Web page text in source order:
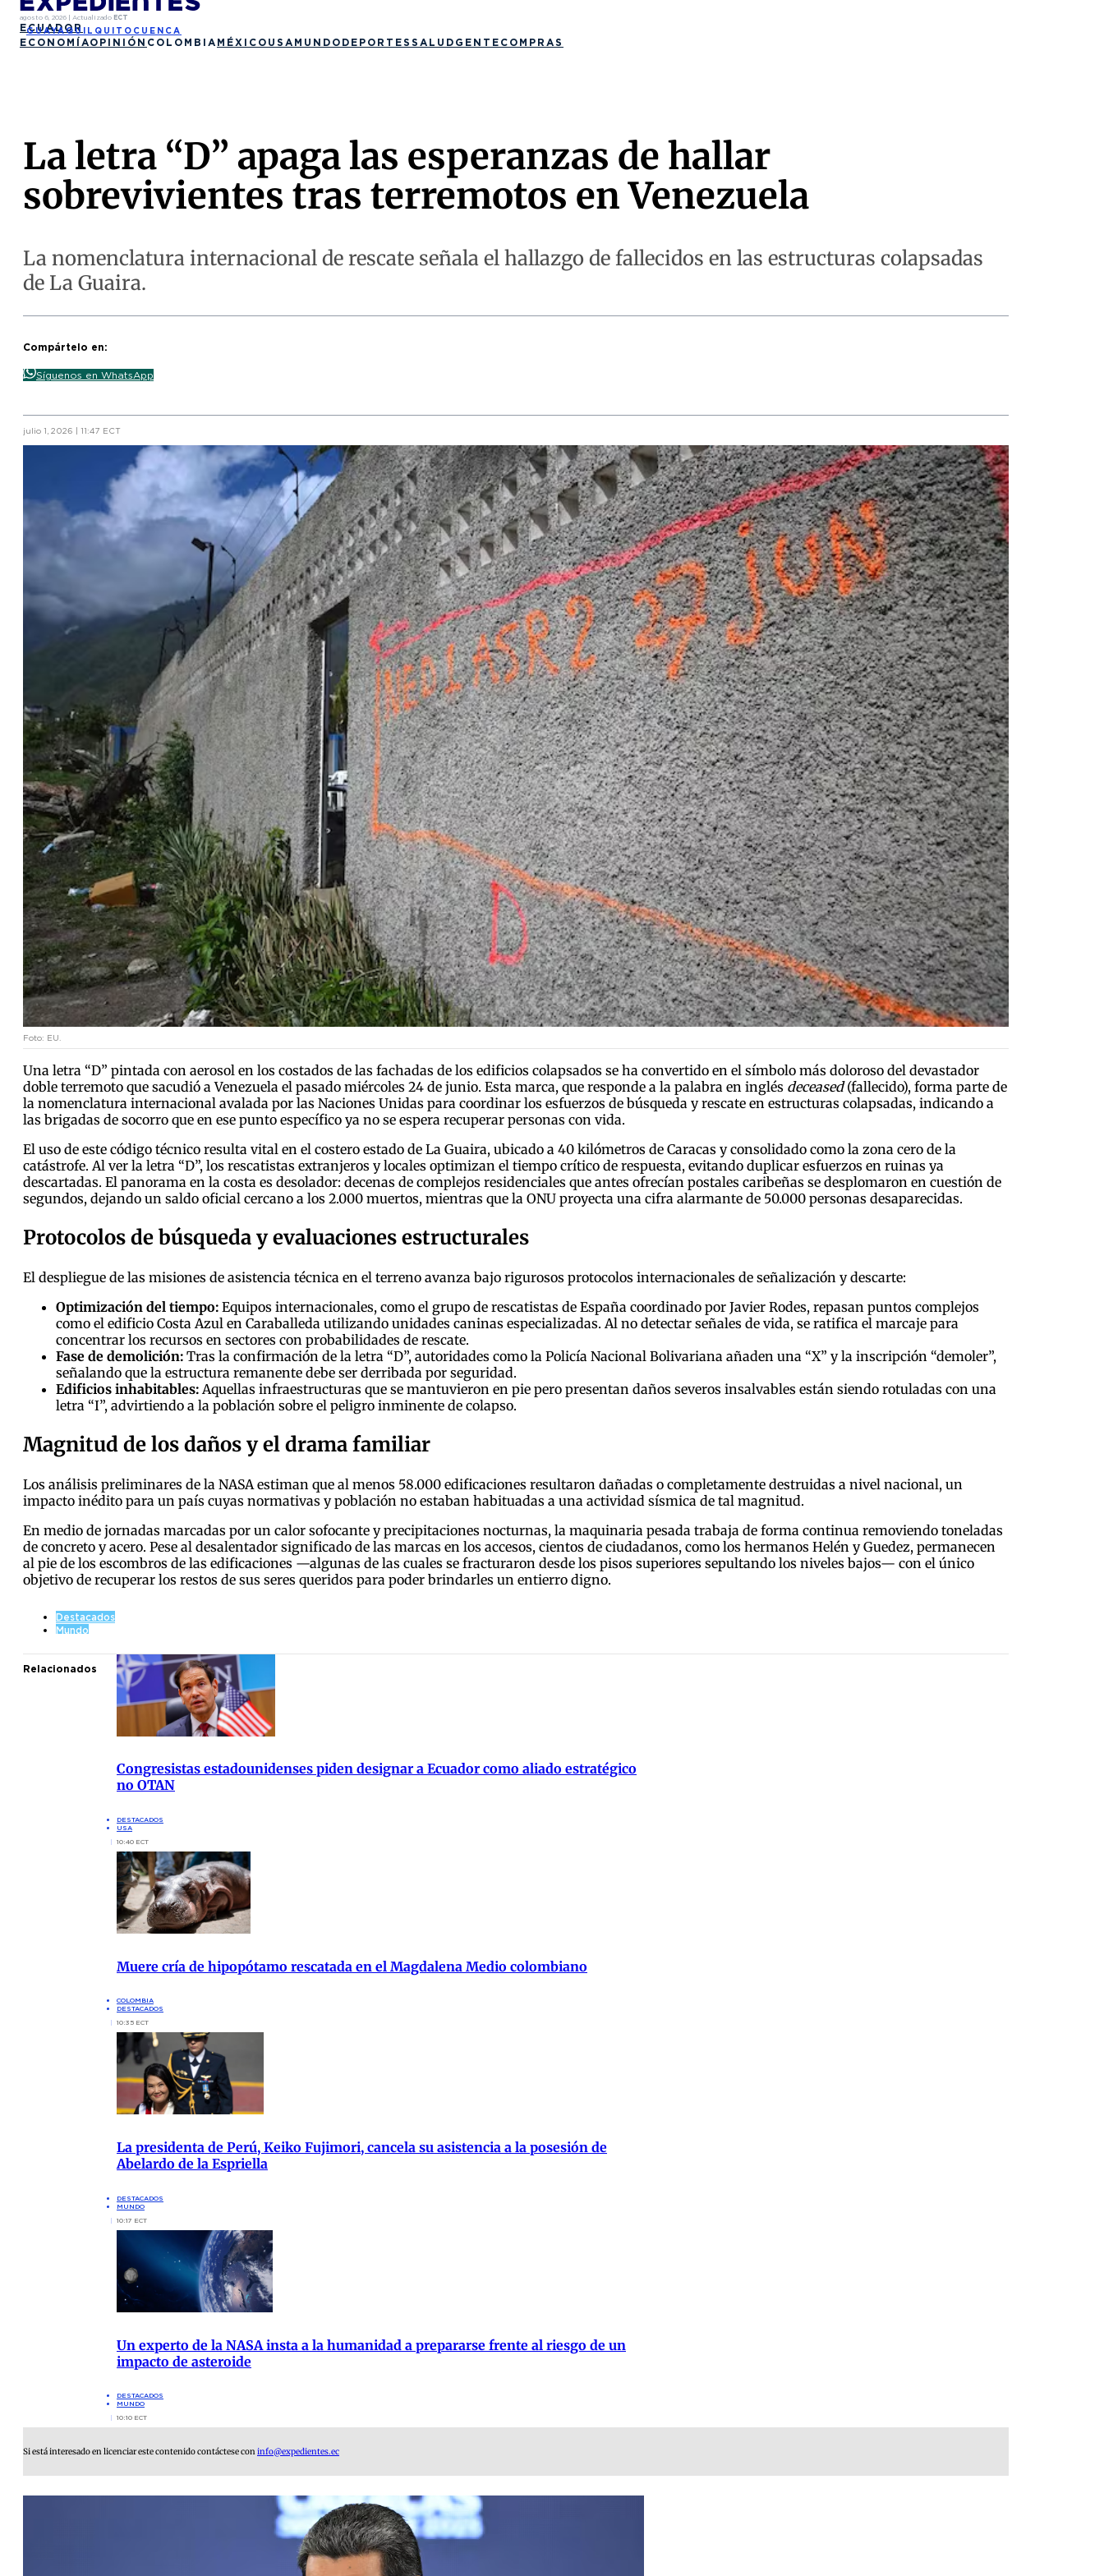
agosto 6, 2026 | Actualizado ECT
ECUADOR
GUAYAQUIL QUITO CUENCA
ECONOMÍAOPINIÓN COLOMBIA MÉXICO USA MUNDO DEPORTES SALUD GENTE COMPRAS
La letra “D” apaga las esperanzas de hallar
sobrevivientes tras terremotos en Venezuela
La nomenclatura internacional de rescate señala el hallazgo de fallecidos en las estructuras colapsadas
de La Guaira.
Compártelo en:
Síguenos en WhatsApp
julio 1, 2026 | 11:47 ECT
Foto: EU.
Una letra “D” pintada con aerosol en los costados de las fachadas de los edificios colapsados se ha convertido en el símbolo más doloroso del devastador
doble terremoto que sacudió a Venezuela el pasado miércoles 24 de junio. Esta marca, que responde a la palabra en inglés deceased(fallecido), forma parte de
la nomenclatura internacional avalada por las Naciones Unidas para coordinar los esfuerzos de búsqueda y rescate en estructuras colapsadas, indicando a
las brigadas de socorro que en ese punto específico ya no se espera recuperar personas con vida.
El uso de este código técnico resulta vital en el costero estado de La Guaira, ubicado a 40 kilómetros de Caracas y consolidado como la zona cero de la
catástrofe. Al ver la letra “D”, los rescatistas extranjeros y locales optimizan el tiempo crítico de respuesta, evitando duplicar esfuerzos en ruinas ya
descartadas. El panorama en la costa es desolador: decenas de complejos residenciales que antes ofrecían postales caribeñas se desplomaron en cuestión de
segundos, dejando un saldo oficial cercano a los 2.000 muertos, mientras que la ONU proyecta una cifra alarmante de 50.000 personas desaparecidas.
Protocolos de búsqueda y evaluaciones estructurales
El despliegue de las misiones de asistencia técnica en el terreno avanza bajo rigurosos protocolos internacionales de señalización y descarte:
Optimización del tiempo: Equipos internacionales, como el grupo de rescatistas de España coordinado por Javier Rodes, repasan puntos complejos
como el edificio Costa Azul en Caraballeda utilizando unidades caninas especializadas. Al no detectar señales de vida, se ratifica el marcaje para
concentrar los recursos en sectores con probabilidades de rescate.
Fase de demolición: Tras la confirmación de la letra “D”, autoridades como la Policía Nacional Bolivariana añaden una “X” y la inscripción “demoler”,
señalando que la estructura remanente debe ser derribada por seguridad.
Edificios inhabitables: Aquellas infraestructuras que se mantuvieron en pie pero presentan daños severos insalvables están siendo rotuladas con una
letra “I”, advirtiendo a la población sobre el peligro inminente de colapso.
Magnitud de los daños y el drama familiar
Los análisis preliminares de la NASA estiman que al menos 58.000 edificaciones resultaron dañadas o completamente destruidas a nivel nacional, un
impacto inédito para un país cuyas normativas y población no estaban habituadas a una actividad sísmica de tal magnitud.
En medio de jornadas marcadas por un calor sofocante y precipitaciones nocturnas, la maquinaria pesada trabaja de forma continua removiendo toneladas
de concreto y acero. Pese al desalentador significado de las marcas en los accesos, cientos de ciudadanos, como los hermanos Helén y Guedez, permanecen
al pie de los escombros de las edificaciones —algunas de las cuales se fracturaron desde los pisos superiores sepultando los niveles bajos— con el único
objetivo de recuperar los restos de sus seres queridos para poder brindarles un entierro digno.
Destacados
Mundo
Relacionados
Congresistas estadounidenses piden designar a Ecuador como aliado estratégico
no OTAN
DESTACADOS
USA
10:40 ECT
Muere cría de hipopótamo rescatada en el Magdalena Medio colombiano
COLOMBIA
DESTACADOS
10:35 ECT
La presidenta de Perú, Keiko Fujimori, cancela su asistencia a la posesión de
Abelardo de la Espriella
DESTACADOS
MUNDO
10:17 ECT
Un experto de la NASA insta a la humanidad a prepararse frente al riesgo de un
impacto de asteroide
DESTACADOS
MUNDO
10:10 ECT
Si está interesado en licenciar este contenido contáctese con info@expedientes.ec